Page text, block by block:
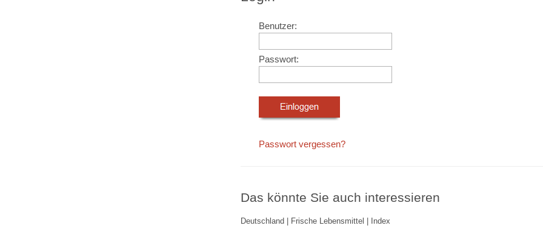
Benutzer:
Passwort:
Passwort vergessen?
Das könnte Sie auch interessieren
Deutschland | Frische Lebensmittel | Index